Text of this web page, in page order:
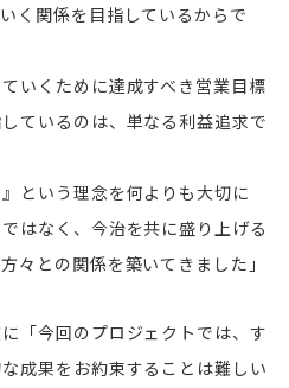
く関係を目指しているからで
いくために達成すべき営業目標
ているのは、単なる利益追求で
という理念を何よりも大切に
はなく、今治を共に盛り上げる
々との関係を築いてきました」
「今回のプロジェクトでは、す
成果をお約束することは難しい